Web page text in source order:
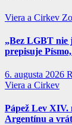
Viera a Cirkev
„Bez LGBT nie
prepisuje
6. augusta 2026
Viera a Cirkev
Pápež Lev
Argentínu a